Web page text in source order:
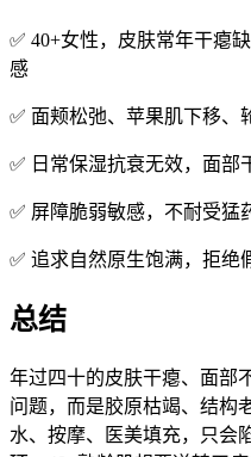
✅ 40+女性，皮肤常年干瘪
感
✅ 面颊松弛、苹果肌下移、
✅ 日常保湿抗衰无效，面部
✅ 屏障脆弱敏感，不耐受猛
✅ 追求自然原生饱满，拒绝
总结
年过四十的皮肤干瘪、面部
问题，而是胶原枯竭、结构
水、按摩、医美填充，只会